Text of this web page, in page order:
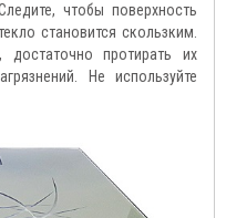
чтобы поверхность
становится скользким.
протирать их
Не используйте